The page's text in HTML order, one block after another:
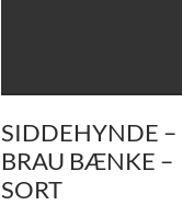
SIDDEHYNDE –
BRAU BÆNKE –
SORT